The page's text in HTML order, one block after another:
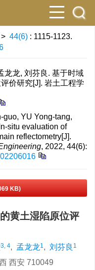
> 44(6) : 1115-1123.
龙龙, 刘芬良. 基于时域
价研究[J]. 岩土工程学
guo, YU Yong-tang,
situ evaluation of
reflectometry[J].
, 2022, 44(6):
KB)
黄土湿陷原位评
3, 4, 孟龙龙1, 刘芬良 1
西安 710049